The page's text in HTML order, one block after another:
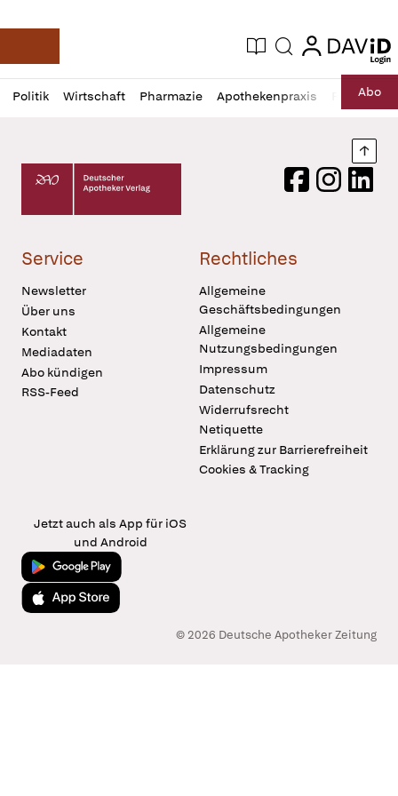
Deutsche Apotheker Zeitung
Aktuelle Ausgabe
Suche login
login
Politik Wirtschaft Pharmazie Apothekenpraxis RechtAbo
Profil
öffnen
Daz
Pur
Deutscher Apotheker Verlag Logo
FacebookInstagram
Service
Newsletter
Über uns
Kontakt
Mediadaten
Abo kündigen
RSS-Feed
Rechtliches
Allgemeine
Geschäftsbedingungen
Allgemeine
Nutzungsbedingungen
Impressum
Datenschutz
Widerrufsrecht
Netiquette
Erklärung zur Barrierefreiheit
Cookies & Tracking
Jetzt auch als App für iOS
und Android
Jetzt bei Google Play
Laden im App Store
© 2026 Deutsche Apotheker Zeitung